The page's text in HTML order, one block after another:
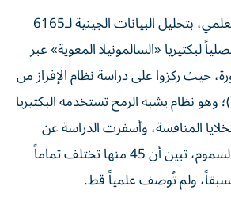
وجاء هذا الاكتشاف العلمي، بتحليل البيانات الجينية لـ6165
نمطاً مصلياً لبكتيريا «السالمونيلا المعوية» عبر
حيث ركزوا على دراسة نظام الإفراز من
النوع السادس (T6SS)؛ وهو نظام يشبه الرمح تستخدمه البكتيريا
المنافسة، وأسفرت الدراسة عن
تحديد 128 نوعاً من السموم، تبين أن 45 منها تختلف تماماً
ولم تُوصف علمياً قط.